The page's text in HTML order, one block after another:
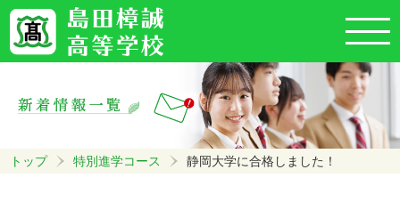
トップ 特別進学コース 静岡大学に合格しました！